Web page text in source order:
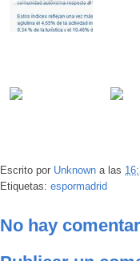
Escrito por Unknown a las
Etiquetas: espormadrid
No hay